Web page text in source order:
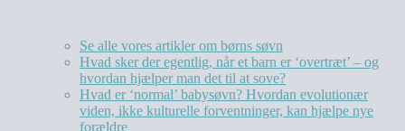
Se alle vores artikler om børns søvn
Hvad sker der egentlig, når et barn er ‘overtræt’ – og
hvordan hjælper man det til at sove?
Hvad er ‘normal’ babysøvn? Hvordan evolutionær
viden, ikke kulturelle forventninger, kan hjælpe nye
forældre